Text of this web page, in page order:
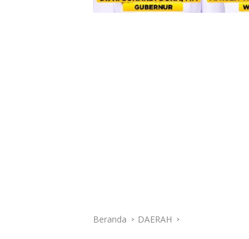
Beranda DAERAH